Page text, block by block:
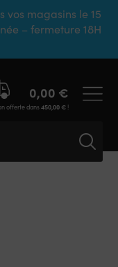
magasins le 15
– fermeture 18H
0,00 €
offerte dans450,00 €!